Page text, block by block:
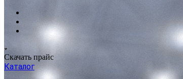
Скачать прайс
Каталог